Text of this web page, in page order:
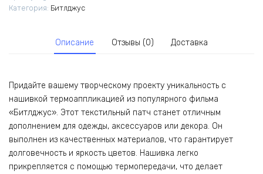
Категория: Битлджус
Описание Отзывы (0) Доставка
Придайте вашему творческому проекту уникальность с
нашивкой термоаппликацией из популярного фильма
«Битлджус». Этот текстильный патч станет отличным
дополнением для одежды, аксессуаров или декора. Он
выполнен из качественных материалов, что гарантирует
долговечность и яркость цветов. Нашивка легко
прикрепляется с помощью термопередачи, что делает